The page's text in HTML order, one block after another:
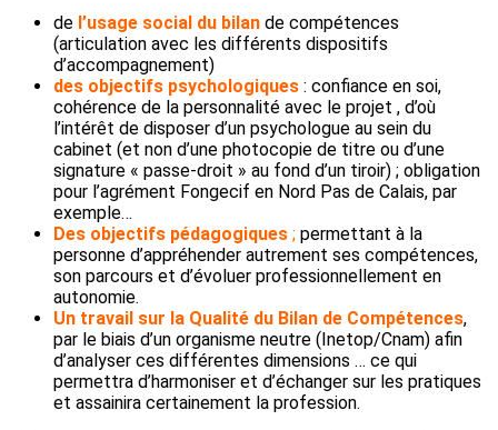
de l’usage social du bilan de compétences
(articulation avec les différents dispositifs
d’accompagnement)
des objectifs psychologiques : confiance en soi,
cohérence de la personnalité avec le projet , d’où
l’intérêt de disposer d’un psychologue au sein du
cabinet (et non d’une photocopie de titre ou d’une
signature « passe-droit » au fond d’un tiroir) ; obligation
pour l’agrément Fongecif en Nord Pas de Calais, par
exemple…
Des objectifs pédagogiques ; permettant à la
personne d’appréhender autrement ses compétences,
son parcours et d’évoluer professionnellement en
autonomie.
Un travail sur la Qualité du Bilan de Compétences,
par le biais d’un organisme neutre (Inetop/Cnam) afin
d’analyser ces différentes dimensions … ce qui
permettra d’harmoniser et d’échanger sur les pratiques
et assainira certainement la profession.